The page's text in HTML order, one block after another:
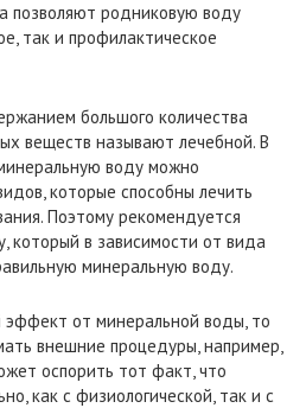
позволяют родниковую воду
так и профилактическое
большого количества
веществ называют лечебной. В
воду можно
которые способны лечить
Поэтому рекомендуется
который в зависимости от вида
минеральную воду.
эффект от минеральной воды, то
внешние процедуры, например,
оспорить тот факт, что
как с физиологической, так и с